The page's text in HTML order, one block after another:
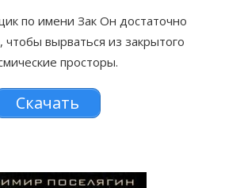
по имени Зак Он достаточно
чтобы вырваться из закрытого
просторы.
Скачать